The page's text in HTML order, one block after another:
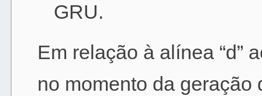
GRU.
Em relação à alínea “d”
no momento da